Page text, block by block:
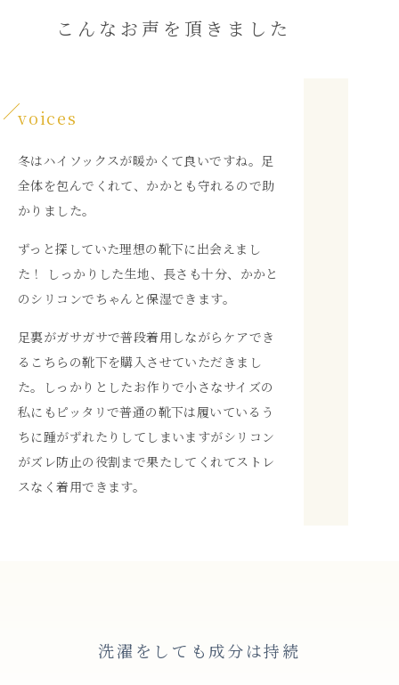
こんなお声を頂きました
voices
冬はハイソックスが暖かくて良いですね。足
全体を包んでくれて、かかとも守れるので助
かりました。
ずっと探していた理想の靴下に出会えまし
た！ しっかりした生地、長さも十分、かかと
のシリコンでちゃんと保湿できます。
足裏がガサガサで普段着用しながらケアでき
るこちらの靴下を購入させていただきまし
た。しっかりとしたお作りで小さなサイズの
私にもピッタリで普通の靴下は履いているう
ちに踵がずれたりしてしまいますがシリコン
がズレ防止の役割まで果たしてくれてストレ
スなく着用できます。
洗濯をしても成分は持続